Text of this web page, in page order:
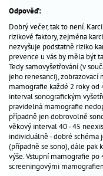
termínů
výživa
v
těhotenství
chronická
onemocnění
a
těhotenství
náhradní
mateřství
životní
styl
Odpověď:
Dobrý večer, tak to není.
rizikové faktory, zejména
nezvyšuje podstatně riziko
prevence u vás by měla být
Tedy samovyšetřování (v
jeho renesanci),
mamografie každé 2 roky od
interval sonografickým
pravidelná mamografie
případně jen dobrovolně
věkový interval 40 - 45
individuálně - dobré schéma
(případně se sono), dále pak
výše. Vstupní mamografie
screeningovými